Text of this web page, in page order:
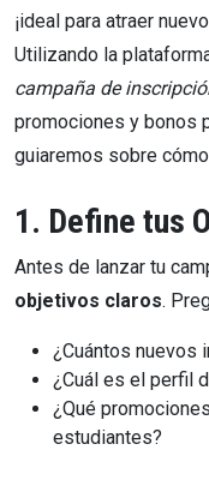
¡ideal para atraer
Utilizando la
campaña de
promociones y bonos
guiaremos sobre
1. Define tus
Antes de lanzar tu
objetivos claros.
¿Cuántos nuevos
¿Cuál es el perfil
¿Qué
estudiantes?